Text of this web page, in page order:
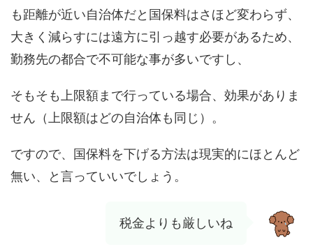
も距離が近い自治体だと国保料はさほど変わらず、
大きく減らすには遠方に引っ越す必要があるため、
勤務先の都合で不可能な事が多いですし、
そもそも上限額まで行っている場合、効果がありま
せん（上限額はどの自治体も同じ）。
ですので、国保料を下げる方法は現実的にほとんど
無い、と言っていいでしょう。
税金よりも厳しいね